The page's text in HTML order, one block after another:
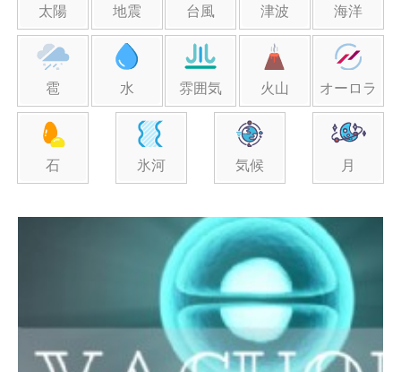
太陽 地震 台風 津波 海洋
雹 水 雰囲気 火山 オーロラ
石 氷河 気候 月